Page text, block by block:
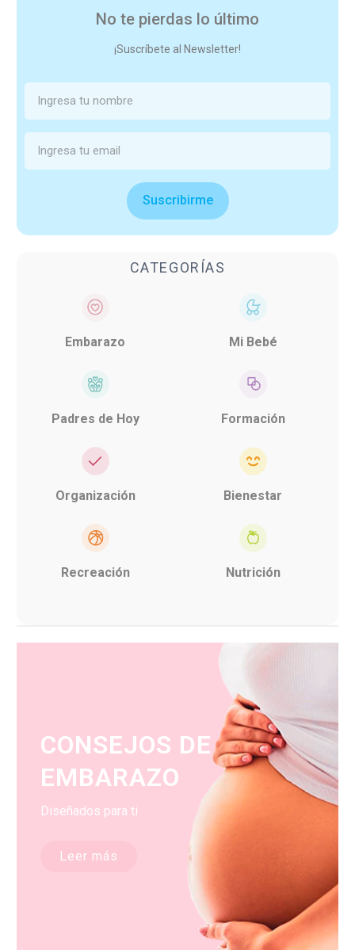
No te pierdas lo último
¡Suscríbete al Newsletter!
Suscribirme
CATEGORÍAS
Embarazo Mi Bebé
Padres de Hoy Formación
Organización Bienestar
Recreación Nutrición
CONSEJOS DE
EMBARAZO
Diseñados para ti
Leer más